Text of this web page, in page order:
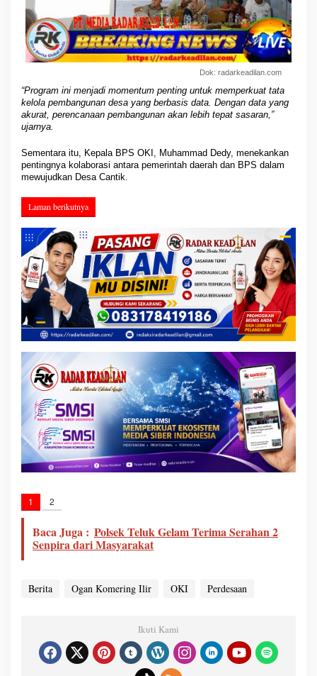
Dok: radarkeadilan.com
“Program ini menjadi momentum penting untuk memperkuat tata
kelola pembangunan desa yang berbasis data. Dengan data yang
akurat, perencanaan pembangunan akan lebih tepat sasaran,”
ujarnya.
Sementara itu, Kepala BPS OKI, Muhammad Dedy, menekankan
pentingnya kolaborasi antara pemerintah daerah dan BPS dalam
mewujudkan Desa Cantik.
Laman berikutnya
1 2
Baca Juga : Polsek Teluk Gelam Terima Serahan 2
Senpira dari Masyarakat
Berita Ogan Komering Ilir OKI Perdesaan
Ikuti Kami